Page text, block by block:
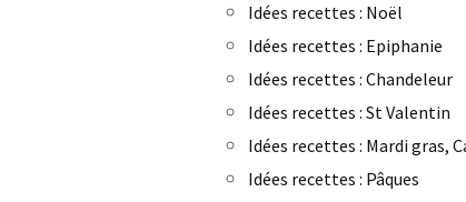
Idées recettes : Noël
Idées recettes : Epiphanie
Idées recettes : Chandeleur
Idées recettes : St Valentin
Idées recettes : Mardi gras,
Idées recettes : Pâques